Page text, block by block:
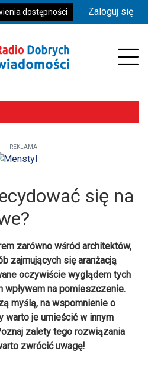
dostępności Zaloguj się
Wyjątkowe uroczystości już 9–10
mobilna Diecezji Zamojsko-
ale większe
REKLAMA
się na
zarówno wśród architektów,
zajmujących się aranżacją
oczywiście wyglądem tych
wpływem na pomieszczenie.
myślą, na wspomnienie o
warto je umieścić w innym
zalety tego rozwiązania
zwrócić uwagę!